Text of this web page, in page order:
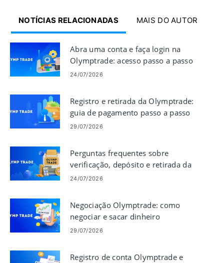
NOTÍCIAS RELACIONADAS MAIS DO AUTOR
Abra uma conta e faça login na
Olymptrade: acesso passo a passo
24/07/2026
Registro e retirada da Olymptrade:
guia de pagamento passo a passo
29/07/2026
Perguntas frequentes sobre
verificação, depósito e retirada da
Olymptrade
24/07/2026
Negociação Olymptrade: como
negociar e sacar dinheiro
29/07/2026
Registro de conta Olymptrade e